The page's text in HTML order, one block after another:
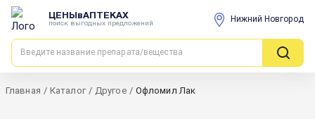
ЦЕНЫвАПТЕКАХ
поиск выгодных предложений Нижний Новгород
Главная / Каталог / Другое / Офломил Лак